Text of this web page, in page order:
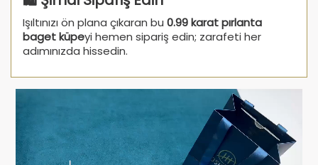
Işıltınızı ön plana çıkaran bu 0.99 karat pırlanta
baget küpeyi hemen sipariş edin; zarafeti her
adımınızda hissedin.